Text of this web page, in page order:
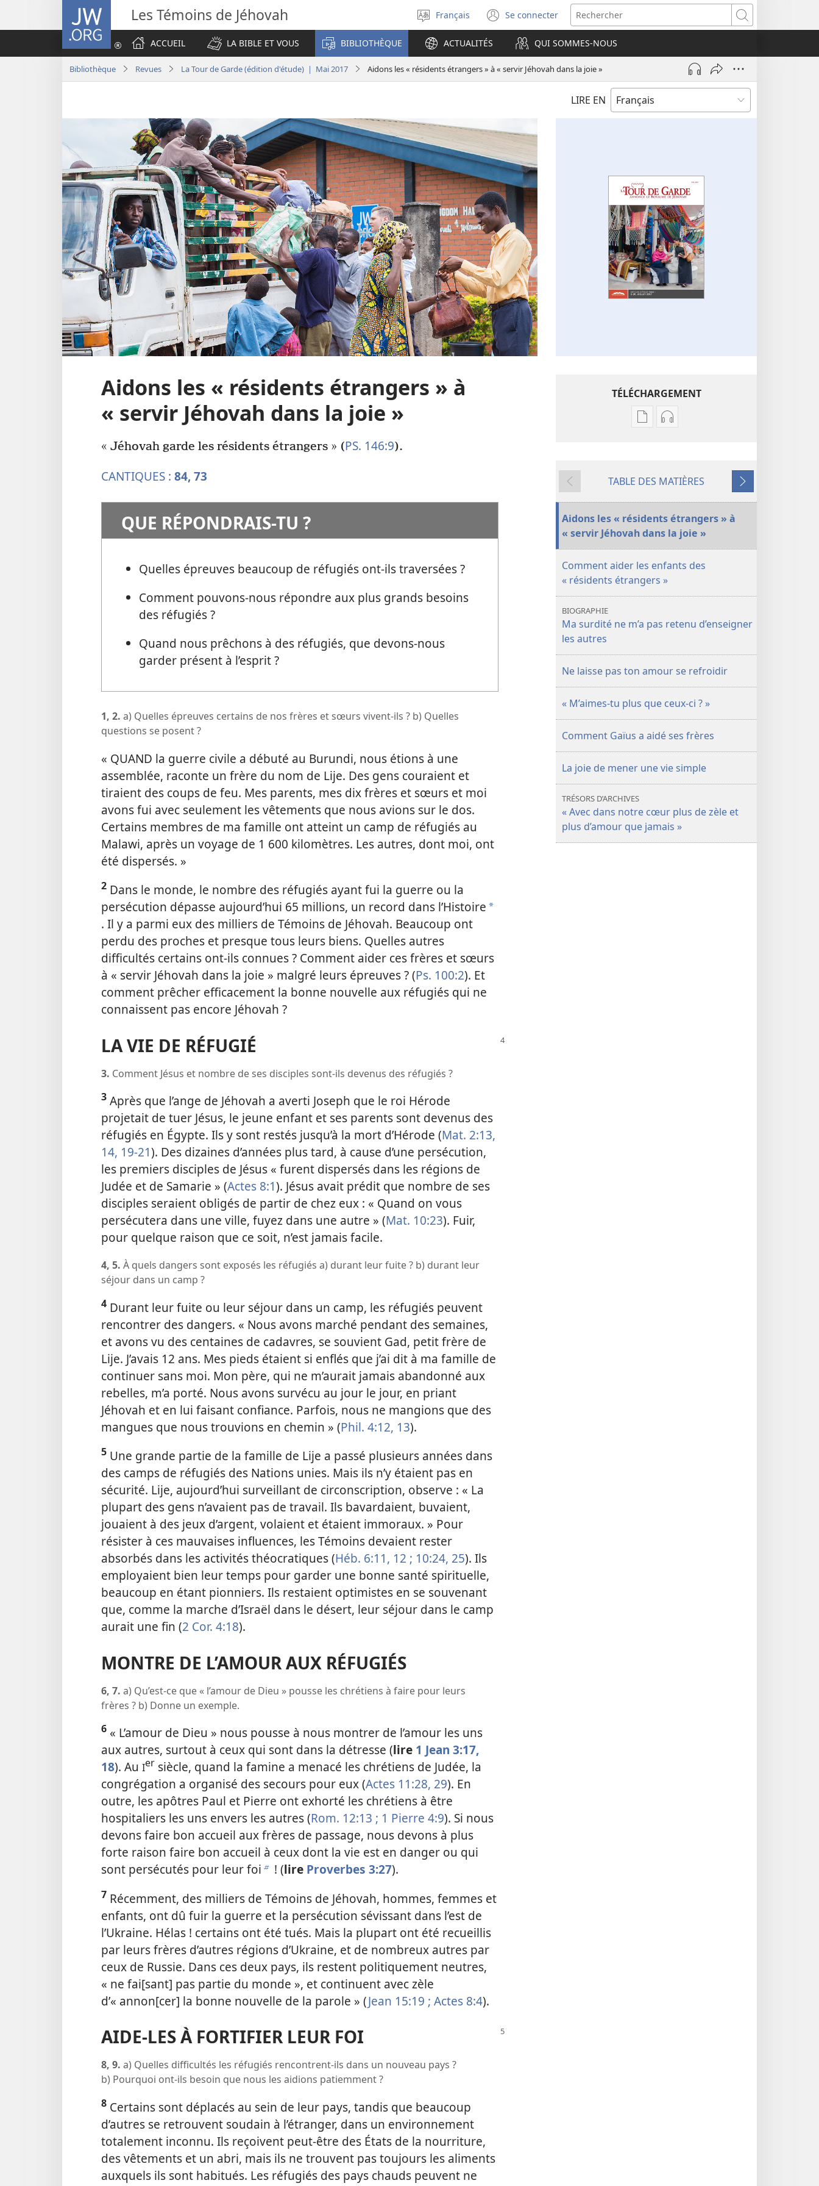
JW.ORG Les Témoins de Jéhovah
Sélectionner
la
langue
Français Se connecter
(ouvre
une
nouvelle
fenêtre)
Rechercher
ACCUEIL
LA BIBLE ET VOUS BIBLIOTHÈQUE ACTUALITÉS QUI SOMMES-NOUS
Bibliothèque Revues La Tour de Garde (édition d'étude) | Mai 2017 Aidons les « résidents étrangers » à « servir Jéhovah dans la joie »
LIRE EN
Aidons les « résidents étrangers » à
« servir Jéhovah dans la joie »
« Jéhovah garde les résidents étrangers » (PS. 146:9).
CANTIQUES : 84,73
QUE RÉPONDRAIS-​TU ?
Quelles épreuves beaucoup de réfugiés ont-​ils traversées ?
Comment pouvons-​nous répondre aux plus grands besoins
des réfugiés ?
Quand nous prêchons à des réfugiés, que devons-​nous
garder présent à l’esprit ?
1, 2. a) Quelles épreuves certains de nos frères et sœurs vivent-​ils ? b) Quelles
questions se posent ?
« QUAND la guerre civile a débuté au Burundi, nous étions à une
assemblée, raconte un frère du nom de Lije. Des gens couraient et
tiraient des coups de feu. Mes parents, mes dix frères et sœurs et moi
avons fui avec seulement les vêtements que nous avions sur le dos.
Certains membres de ma famille ont atteint un camp de réfugiés au
Malawi, après un voyage de 1 600 kilomètres. Les autres, dont moi, ont
été dispersés. »
2 Dans le monde, le nombre des réfugiés ayant fui la guerre ou la
persécution dépasse aujourd’hui 65 millions, un record dans l’Histoire a
. Il y a parmi eux des milliers de Témoins de Jéhovah. Beaucoup ont
perdu des proches et presque tous leurs biens. Quelles autres
difficultés certains ont-​ils connues ? Comment aider ces frères et sœurs
à « servir Jéhovah dans la joie » malgré leurs épreuves ? (Ps. 100:2). Et
comment prêcher efficacement la bonne nouvelle aux réfugiés qui ne
connaissent pas encore Jéhovah ?
LA VIE DE RÉFUGIÉ
3. Comment Jésus et nombre de ses disciples sont-​ils devenus des réfugiés ?
3 Après que l’ange de Jéhovah a averti Joseph que le roi Hérode
projetait de tuer Jésus, le jeune enfant et ses parents sont devenus des
réfugiés en Égypte. Ils y sont restés jusqu’à la mort d’Hérode (Mat. 2:13,
14, 19-21). Des dizaines d’années plus tard, à cause d’une persécution,
les premiers disciples de Jésus « furent dispersés dans les régions de
Judée et de Samarie » (Actes 8:1). Jésus avait prédit que nombre de ses
disciples seraient obligés de partir de chez eux : « Quand on vous
persécutera dans une ville, fuyez dans une autre » (Mat. 10:23). Fuir,
pour quelque raison que ce soit, n’est jamais facile.
4, 5. À quels dangers sont exposés les réfugiés a) durant leur fuite ? b) durant leur
séjour dans un camp ?
4 Durant leur fuite ou leur séjour dans un camp, les réfugiés peuvent
rencontrer des dangers. « Nous avons marché pendant des semaines,
et avons vu des centaines de cadavres, se souvient Gad, petit frère de
Lije. J’avais 12 ans. Mes pieds étaient si enflés que j’ai dit à ma famille de
continuer sans moi. Mon père, qui ne m’aurait jamais abandonné aux
rebelles, m’a porté. Nous avons survécu au jour le jour, en priant
Jéhovah et en lui faisant confiance. Parfois, nous ne mangions que des
mangues que nous trouvions en chemin » (Phil. 4:12, 13).
5 Une grande partie de la famille de Lije a passé plusieurs années dans
des camps de réfugiés des Nations unies. Mais ils n’y étaient pas en
sécurité. Lije, aujourd’hui surveillant de circonscription, observe : « La
plupart des gens n’avaient pas de travail. Ils bavardaient, buvaient,
jouaient à des jeux d’argent, volaient et étaient immoraux. » Pour
résister à ces mauvaises influences, les Témoins devaient rester
absorbés dans les activités théocratiques (Héb. 6:11, 12 ; 10:24, 25). Ils
employaient bien leur temps pour garder une bonne santé spirituelle,
beaucoup en étant pionniers. Ils restaient optimistes en se souvenant
que, comme la marche d’Israël dans le désert, leur séjour dans le camp
aurait une fin (2 Cor. 4:18).
MONTRE DE L’AMOUR AUX RÉFUGIÉS
6, 7. a) Qu’est-​ce que « l’amour de Dieu » pousse les chrétiens à faire pour leurs
frères ? b) Donne un exemple.
6 « L’amour de Dieu » nous pousse à nous montrer de l’amour les uns
aux autres, surtout à ceux qui sont dans la détresse (lire 1 Jean 3:17,
18). Au Ier siècle, quand la famine a menacé les chrétiens de Judée, la
congrégation a organisé des secours pour eux (Actes 11:28, 29). En
outre, les apôtres Paul et Pierre ont exhorté les chrétiens à être
hospitaliers les uns envers les autres (Rom. 12:13 ; 1 Pierre 4:9). Si nous
devons faire bon accueil aux frères de passage, nous devons à plus
forte raison faire bon accueil à ceux dont la vie est en danger ou qui
sont persécutés pour leur foi b ! (lire Proverbes 3:27).
7 Récemment, des milliers de Témoins de Jéhovah, hommes, femmes et
enfants, ont dû fuir la guerre et la persécution sévissant dans l’est de
l’Ukraine. Hélas ! certains ont été tués. Mais la plupart ont été recueillis
par leurs frères d’autres régions d’Ukraine, et de nombreux autres par
ceux de Russie. Dans ces deux pays, ils restent politiquement neutres,
« ne fai[sant] pas partie du monde », et continuent avec zèle
d’« annon[cer] la bonne nouvelle de la parole » (Jean 15:19 ; Actes 8:4).
AIDE-​LES À FORTIFIER LEUR FOI
8, 9. a) Quelles difficultés les réfugiés rencontrent-​ils dans un nouveau pays ?
b) Pourquoi ont-​ils besoin que nous les aidions patiemment ?
8 Certains sont déplacés au sein de leur pays, tandis que beaucoup
d’autres se retrouvent soudain à l’étranger, dans un environnement
totalement inconnu. Ils reçoivent peut-être des États de la nourriture,
des vêtements et un abri, mais ils ne trouvent pas toujours les aliments
auxquels ils sont habitués. Les réfugiés des pays chauds peuvent ne
TÉLÉCHARGEMENT
Options
publications
LA
TOUR
DE
(ÉDITION
D’ÉTUDE)
Mai
Options
enregistrements
LA
TOUR
DE
(ÉDITION
D’ÉTUDE)
Mai
Précédent
TABLE DES MATIÈRES
Suivant
Aidons les « résidents étrangers » à
« servir Jéhovah dans la joie »
Comment aider les enfants des
« résidents étrangers »
BIOGRAPHIE
Ma surdité ne m’a pas retenu d’enseigner
les autres
Ne laisse pas ton amour se refroidir
« M’aimes-​tu plus que ceux-ci ? »
Comment Gaïus a aidé ses frères
La joie de mener une vie simple
TRÉSORS D’ARCHIVES
« Avec dans notre cœur plus de zèle et
plus d’amour que jamais »